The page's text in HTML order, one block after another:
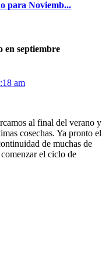
para Noviemb...
en septiembre
am
al final del verano y
cosechas. Ya pronto el
de muchas de
el ciclo de